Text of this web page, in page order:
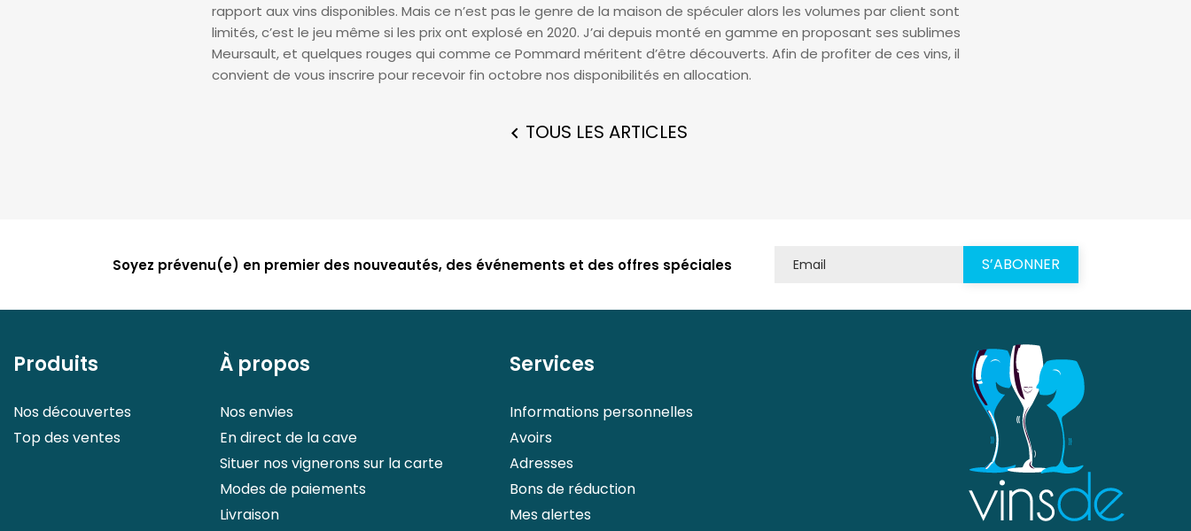
rapport aux vins disponibles. Mais ce n’est pas le genre de la maison de spéculer alors les volumes par client sont
limités, c’est le jeu même si les prix ont explosé en 2020. J’ai depuis monté en gamme en proposant ses sublimes
Meursault, et quelques rouges qui comme ce Pommard méritent d’être découverts. Afin de profiter de ces vins, il
convient de vous inscrire pour recevoir fin octobre nos disponibilités en allocation.
 TOUS LES ARTICLES
Soyez prévenu(e) en premier des nouveautés, des événements et des offres spéciales
Produits
Nos découvertes
Top des ventes
À propos
Nos envies
En direct de la cave
Situer nos vignerons sur la carte
Modes de paiements
Livraison
Services
Informations personnelles
Avoirs
Adresses
Bons de réduction
Mes alertes